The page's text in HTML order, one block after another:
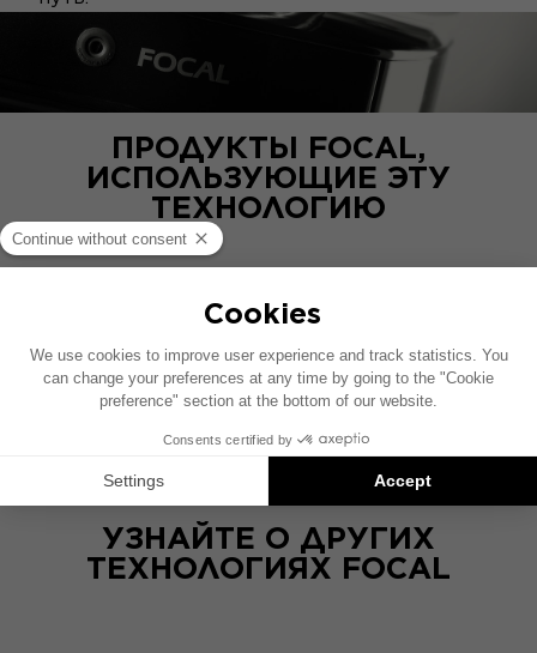
ПРОДУКТЫ FOCAL,
ИСПОЛЬЗУЮЩИЕ ЭТУ
ТЕХНОЛОГИЮ
GRANDE UTOPIA EM EVO
4-полосный напольный динамик
УЗНАЙТЕ О ДРУГИХ
ТЕХНОЛОГИЯХ FOCAL